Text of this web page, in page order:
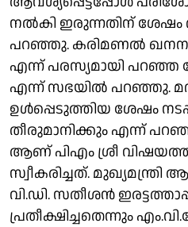
നൽകി ഇരുന്നതിന് ശേഷം
പറഞ്ഞു. കരിമണൽ ഖനനം
എന്ന് പരസ്യമായി പറഞ്ഞ
എന്ന് സഭയിൽ പറഞ്ഞു.
ഉൾപ്പെടുത്തിയ ശേഷം
തീരുമാനിക്കും എന്ന്
ആണ് പിഎം ശ്രീ
സ്വീകരിച്ചത്.
വി.ഡി. സതീശൻ
പ്രതീക്ഷിച്ചതെന്നും